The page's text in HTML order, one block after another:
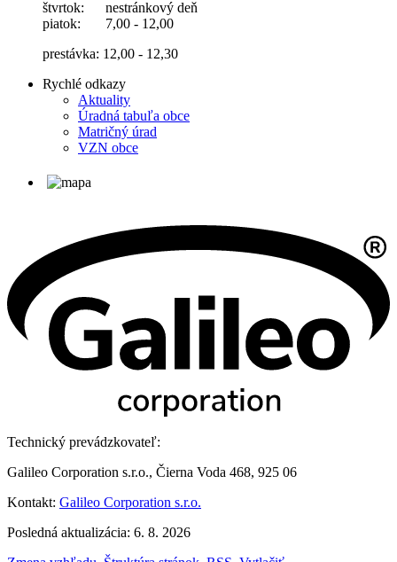
štvrtok: nestránkový deň
piatok: 7,00 - 12,00
prestávka: 12,00 - 12,30
Rychlé odkazy
Aktuality
Úradná tabuľa obce
Matričný úrad
VZN obce
Technický prevádzkovateľ:
Galileo Corporation s.r.o., Čierna Voda 468, 925 06
Kontakt: Galileo Corporation s.r.o.
Posledná aktualizácia: 6. 8. 2026